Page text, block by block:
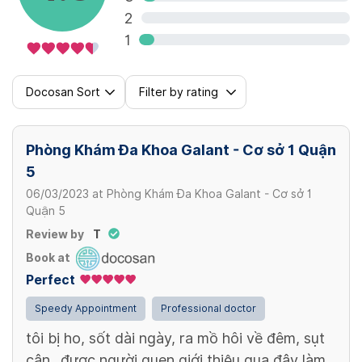
600,000 VND/ lần
View more
Lao TB test nhanh - TB TB rapid test
100,000 VND/ lần
2
1
Docosan Sort Filter by rating
Phòng Khám Đa Khoa Galant - Cơ sở 1 Quận
5
06/03/2023 at Phòng Khám Đa Khoa Galant - Cơ sở 1
Quận 5
Review by
T
Book at
Perfect
Speedy Appointment Professional doctor
tôi bị ho, sốt dài ngày, ra mồ hôi về đêm, sụt